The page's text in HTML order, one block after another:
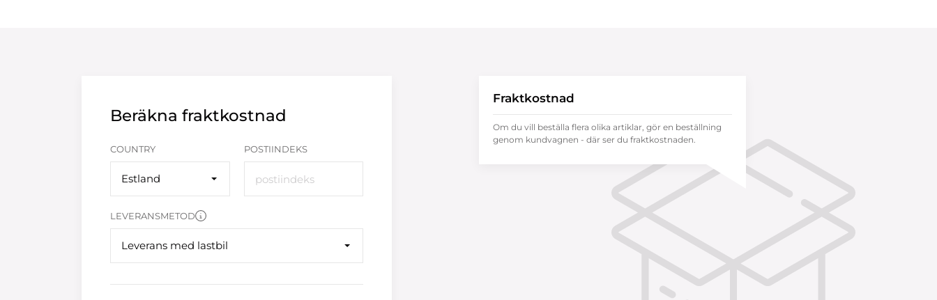
Beräkna fraktkostnad
COUNTRY
Estland
POSTIINDEKS
LEVERANSMETOD
Leverans med lastbil
Fraktkostnad
Om du vill beställa flera olika artiklar, gör en beställning
genom kundvagnen - där ser du fraktkostnaden.